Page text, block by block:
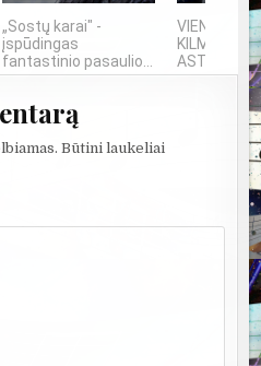
„Sostų karai" -
įspūdingas
fantastinio pasaulio...
KILMĖS
Būtini laukeliai